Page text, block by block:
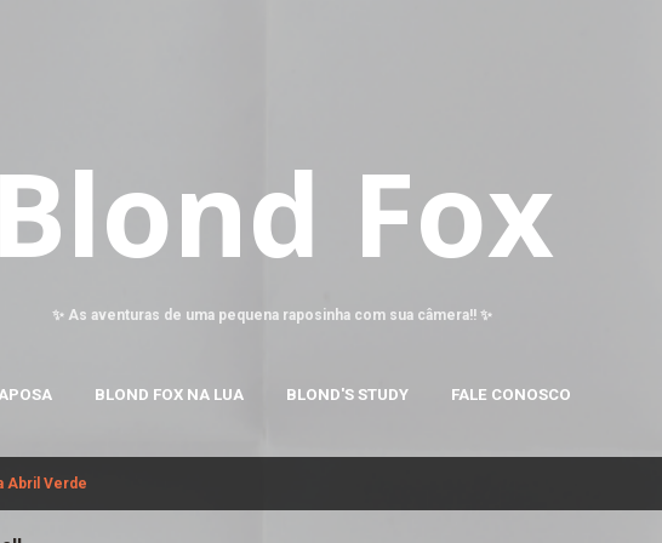
Blond Fox
✨ As aventuras de uma pequena raposinha com sua câmera!! ✨
BLOND FOX NA LUA BLOND'S STUDY FALE CONOSCO
Abril Verde